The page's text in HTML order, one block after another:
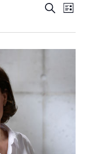
UND
Suche
Liste